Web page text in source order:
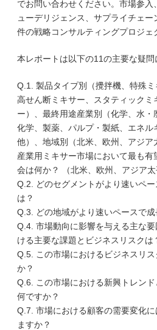
でお問い合わせください。市場参
ューデリジェンス、サプライチェ
件の戦略コンサルティングプロジェ
本レポートは以下の11の主要な疑問
Q.1. 製品タイプ別（攪拌機、特殊ミ
高せん断ミキサー、スタティック
ー）、最終用途産業別（化学、水
化学、製薬、パルプ・製紙、エネ
他）、地域別（北米、欧州、アジア
産業用ミキサー市場において最も
会は何か？ （北米、欧州、アジア太
Q.2. どのセグメントがより速いペ
は？
Q.3. どの地域がより速いペースで
Q.4. 市場動向に影響を与える主な
ける主要な課題とビジネスリスクは
Q.5. この市場におけるビジネスリ
か？
Q.6. この市場における新興トレン
何ですか？
Q.7. 市場における顧客の需要変化
ますか？